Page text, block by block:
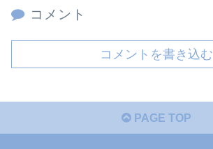
コメント
コメントを書き込む
PAGE TOP